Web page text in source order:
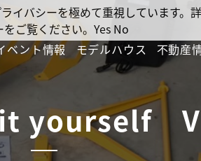
ベント情報 モデルハウス 不動産
it yourself
バシーを極めて重視しています
ご覧ください。 Yes No